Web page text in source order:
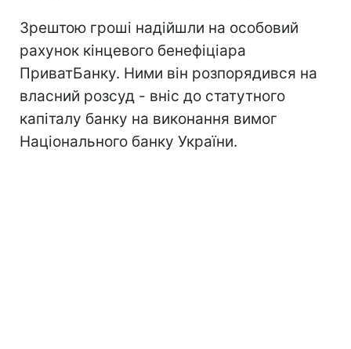
Зрештою гроші надійшли на особовий
рахунок кінцевого бенефіціара
ПриватБанку. Ними він розпорядився на
власний розсуд - вніс до статутного
капіталу банку на виконання вимог
Національного банку України.